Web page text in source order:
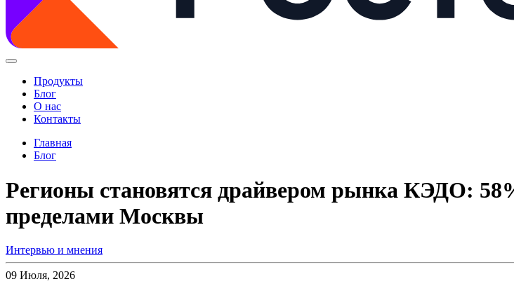
Продукты
Блог
О нас
Контакты
Главная
Блог
Регионы становятся драйвером рынка КЭДО:
пределами Москвы
Интервью и мнения
09 Июля, 2026